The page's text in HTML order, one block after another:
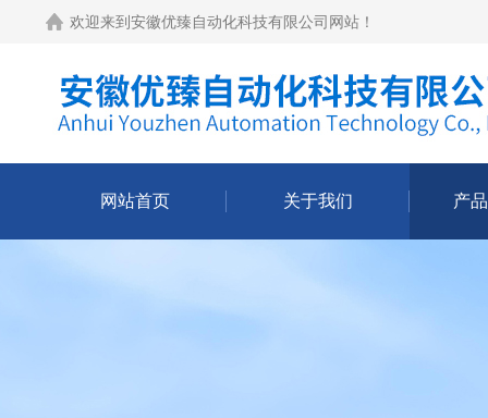
欢迎来到 安徽优臻自动化科技有限公司网站 ！
网站首页 关于我们 产